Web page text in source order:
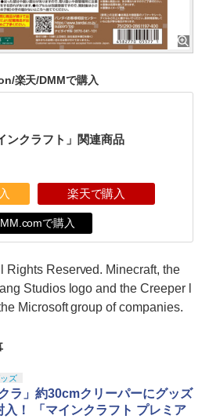
楽天/DMMで購入
ンクラフト」関連商品
楽天で購入
で購入
Rights Reserved. Minecraft, the
Studios logo and the Creeper l
Microsoft group of companies.
ズ
クラ」約30cmクリーパーにグッズ
入！ 「マインクラフト プレミア